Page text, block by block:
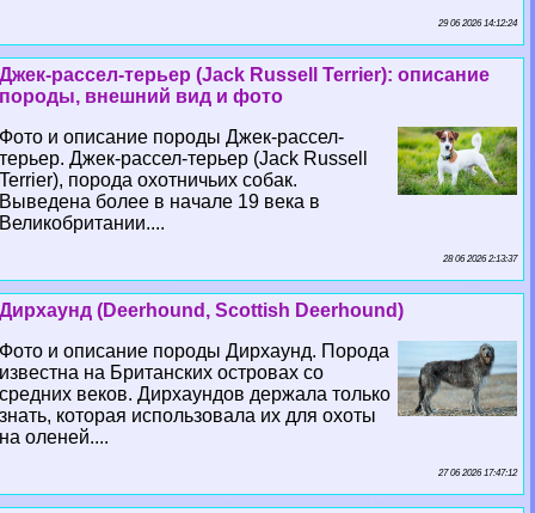
29 06 2026 14:12:24
Джек-рассел-терьер (Jack Russell Terrier): описание
породы, внешний вид и фото
Фото и описание породы Джек-рассел-
терьер. Джек-рассел-терьер (Jack Russell
Terrier), порода охотничьих собак.
Выведена более в начале 19 века в
Великобритании....
28 06 2026 2:13:37
Дирхаунд (Deerhound, Scottish Deerhound)
Фото и описание породы Дирхаунд. Порода
известна на Британских островах со
средних веков. Дирхаундов держала только
знать, которая использовала их для охоты
на оленей....
27 06 2026 17:47:12